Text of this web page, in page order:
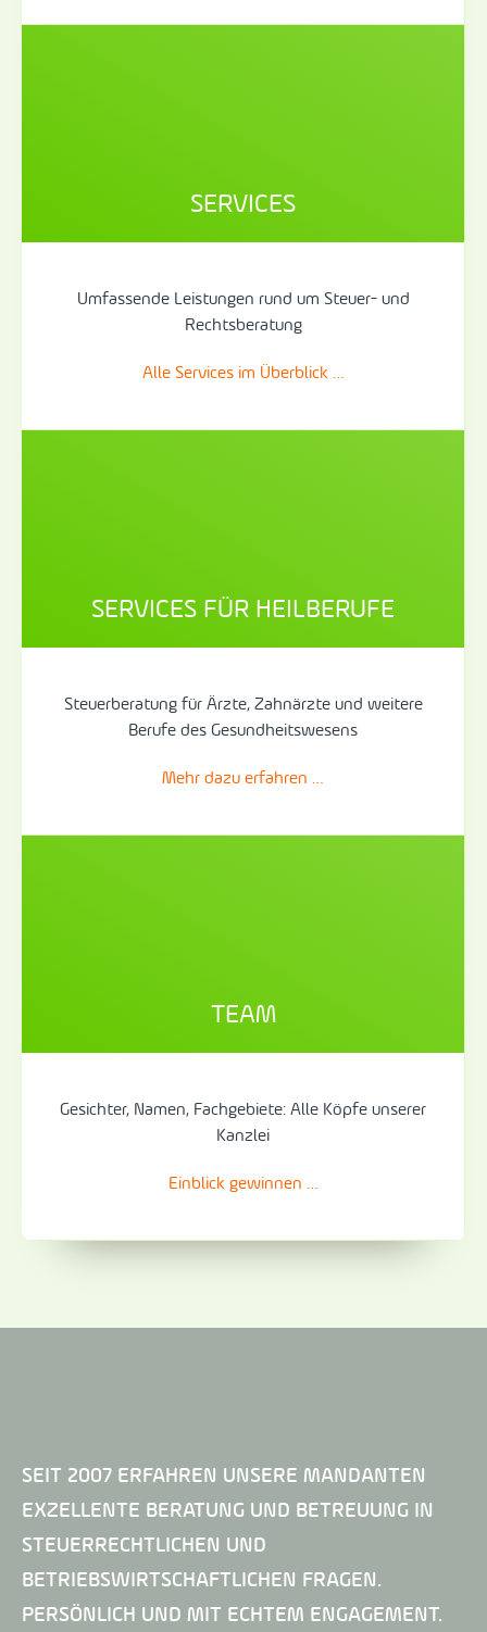
SERVICES
Umfassende Leistungen rund um Steuer- und
Rechtsberatung
Alle Services im Überblick …
SERVICES FÜR HEILBERUFE
Steuerberatung für Ärzte, Zahnärzte und weitere
Berufe des Gesundheitswesens
Mehr dazu erfahren …
TEAM
Gesichter, Namen, Fachgebiete: Alle Köpfe unserer
Kanzlei
Einblick gewinnen …
SEIT 2007 ERFAHREN UNSERE MANDANTEN
EXZELLENTE BERATUNG UND BETREUUNG IN
STEUERRECHTLICHEN UND
BETRIEBSWIRTSCHAFTLICHEN FRAGEN.
PERSÖNLICH UND MIT ECHTEM ENGAGEMENT.